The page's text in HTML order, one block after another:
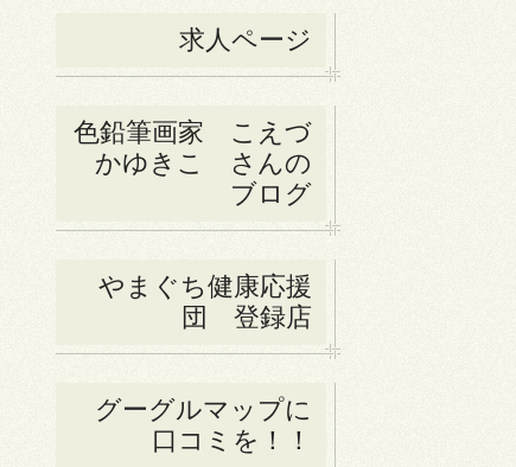
求人ページ
色鉛筆画家 こえづ
かゆきこ さんの
ブログ
やまぐち健康応援
団 登録店
グーグルマップに
口コミを！！